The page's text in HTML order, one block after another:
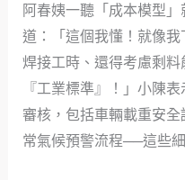
阿春姨一聽「成本模型
道：「這個我懂！就像我
焊接工時、還得考慮剩
『工業標準』！」小陳
審核，包括車輛載重安
常氣候預警流程──這些